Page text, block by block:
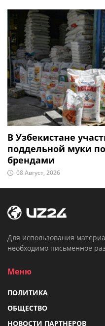
В Узбекистане
поддельной муки
брендами
08 Август, 2026
Для использования
необходимо письменное
Меню
ПОЛИТИКА
ОБЩЕСТВО
НОВОСТИ ПАРТНЕРОВ